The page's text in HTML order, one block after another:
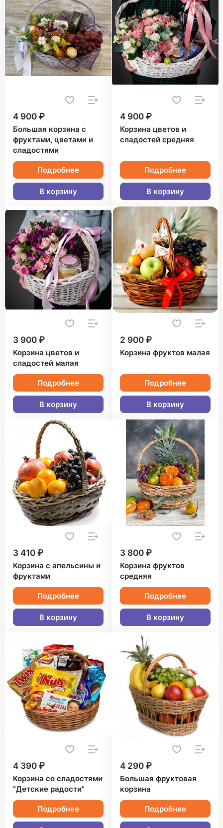
4 900 ₽
Большая корзина с
фруктами, цветами и
сладостями
Подробнее
В корзину
4 900 ₽
Корзина цветов и
сладостей средняя
Подробнее
В корзину
3 900 ₽
Корзина цветов и
сладостей малая
Подробнее
В корзину
2 900 ₽
Корзина фруктов малая
Подробнее
В корзину
3 410 ₽
Корзина с апельсины и
фруктами
Подробнее
В корзину
3 800 ₽
Корзина фруктов
средняя
Подробнее
В корзину
4 390 ₽
Корзина со сладостями
"Детские радости"
Подробнее
4 290 ₽
Большая фруктовая
корзина
Подробнее